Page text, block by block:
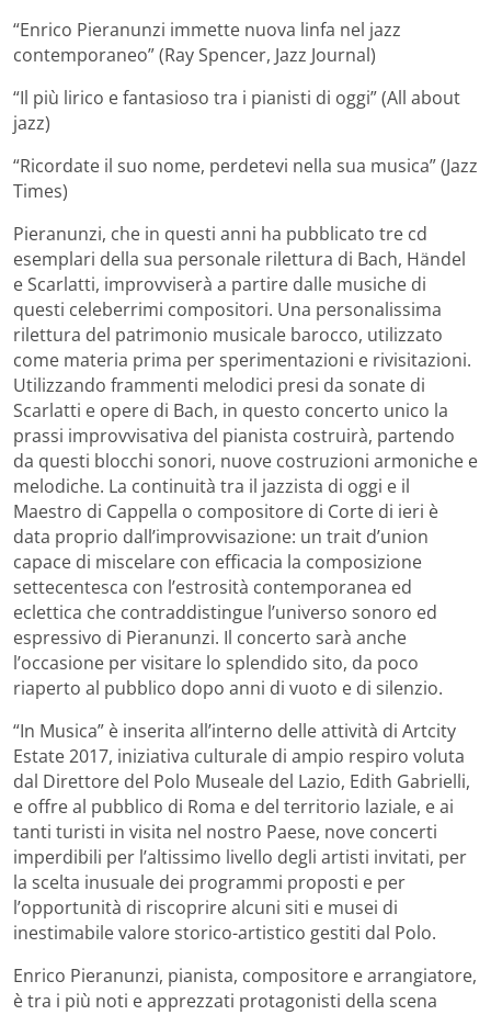
“Enrico Pieranunzi immette nuova linfa nel jazz
contemporaneo” (Ray Spencer, Jazz Journal)
“Il più lirico e fantasioso tra i pianisti di oggi” (All about
jazz)
“Ricordate il suo nome, perdetevi nella sua musica” (Jazz
Times)
Pieranunzi, che in questi anni ha pubblicato tre cd
esemplari della sua personale rilettura di Bach, Händel
e Scarlatti, improvviserà a partire dalle musiche di
questi celeberrimi compositori. Una personalissima
rilettura del patrimonio musicale barocco, utilizzato
come materia prima per sperimentazioni e rivisitazioni.
Utilizzando frammenti melodici presi da sonate di
Scarlatti e opere di Bach, in questo concerto unico la
prassi improvvisativa del pianista costruirà, partendo
da questi blocchi sonori, nuove costruzioni armoniche e
melodiche. La continuità tra il jazzista di oggi e il
Maestro di Cappella o compositore di Corte di ieri è
data proprio dall’improvvisazione: un trait d’union
capace di miscelare con efficacia la composizione
settecentesca con l’estrosità contemporanea ed
eclettica che contraddistingue l’universo sonoro ed
espressivo di Pieranunzi. Il concerto sarà anche
l’occasione per visitare lo splendido sito, da poco
riaperto al pubblico dopo anni di vuoto e di silenzio.
“In Musica” è inserita all’interno delle attività di Artcity
Estate 2017, iniziativa culturale di ampio respiro voluta
dal Direttore del Polo Museale del Lazio, Edith Gabrielli,
e offre al pubblico di Roma e del territorio laziale, e ai
tanti turisti in visita nel nostro Paese, nove concerti
imperdibili per l’altissimo livello degli artisti invitati, per
la scelta inusuale dei programmi proposti e per
l’opportunità di riscoprire alcuni siti e musei di
inestimabile valore storico-artistico gestiti dal Polo.
Enrico Pieranunzi, pianista, compositore e arrangiatore,
è tra i più noti e apprezzati protagonisti della scena